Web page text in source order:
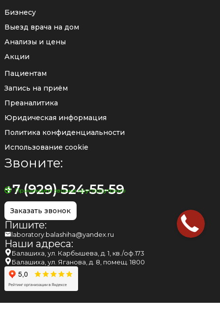
Бизнесу
Выезд врача на дом
Анализы и цены
Акции
Пациентам
Запись на приём
Преаналитика
Юридическая информация
Политика конфиденциальности
Использование cookie
Звоните:
+7 (929) 524-55-59
Принимаем звонки круглосуточно
Заказать звонок
Пишите:
laboratory.balashiha@yandex.ru
Наши адреса:
Балашиха, ул. Карбышева, д. 1, кв./оф.173
Балашиха, ул. Яганова, д. 8, помещ. 1800